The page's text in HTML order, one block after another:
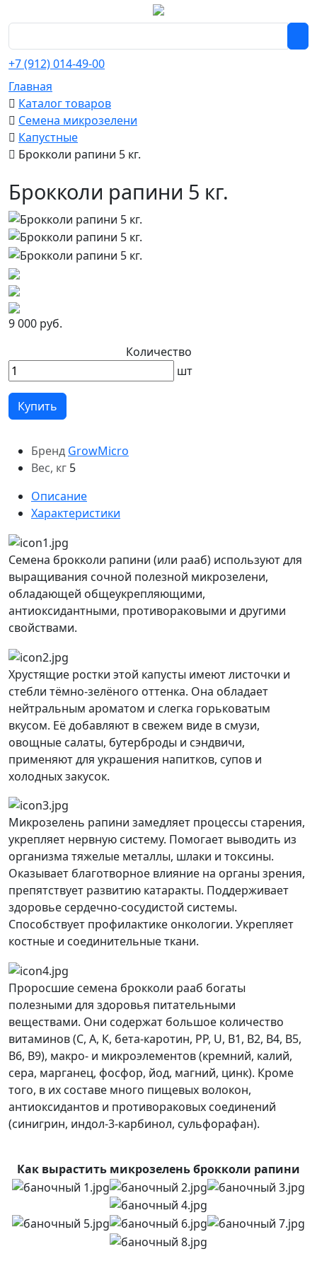
+7 (912) 014-49-00
Главная
Каталог товаров
Семена микрозелени
Капустные
Брокколи рапини 5 кг.
Брокколи рапини 5 кг.
Бренд GrowMicro
Вес, кг 5
9 000 руб.
Количество
шт
Купить
Описание
Характеристики
Семена брокколи рапини (или рааб) используют для
выращивания сочной полезной микрозелени,
обладающей общеукрепляющими,
антиоксидантными, противораковыми и другими
свойствами.
Хрустящие ростки этой капусты имеют листочки и
стебли тёмно-зелёного оттенка. Она обладает
нейтральным ароматом и слегка горьковатым
вкусом. Её добавляют в свежем виде в смузи,
овощные салаты, бутерброды и сэндвичи,
применяют для украшения напитков, супов и
холодных закусок.
Микрозелень рапини замедляет процессы старения,
укрепляет нервную систему. Помогает выводить из
организма тяжелые металлы, шлаки и токсины.
Оказывает благотворное влияние на органы зрения,
препятствует развитию катаракты. Поддерживает
здоровье сердечно-сосудистой системы.
Способствует профилактике онкологии. Укрепляет
костные и соединительные ткани.
Проросшие семена брокколи рааб богаты
полезными для здоровья питательными
веществами. Они содержат большое количество
витаминов (С, А, К, бета-каротин, РР, U, В1, В2, В4, В5,
В6, В9), макро- и микроэлементов (кремний, калий,
сера, марганец, фосфор, йод, магний, цинк). Кроме
того, в их составе много пищевых волокон,
антиоксидантов и противораковых соединений
(синигрин, индол-3-карбинол, сульфорафан).
Как вырастить микрозелень брокколи рапини